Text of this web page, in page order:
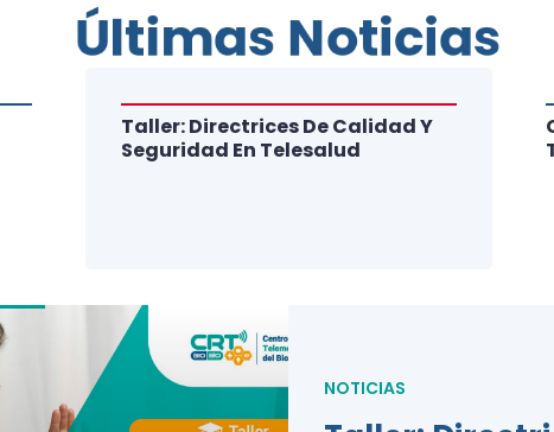
NOTICIAS
Taller: Directrices De Calidad Y
Seguridad En Telesalud
Últimas Noticias